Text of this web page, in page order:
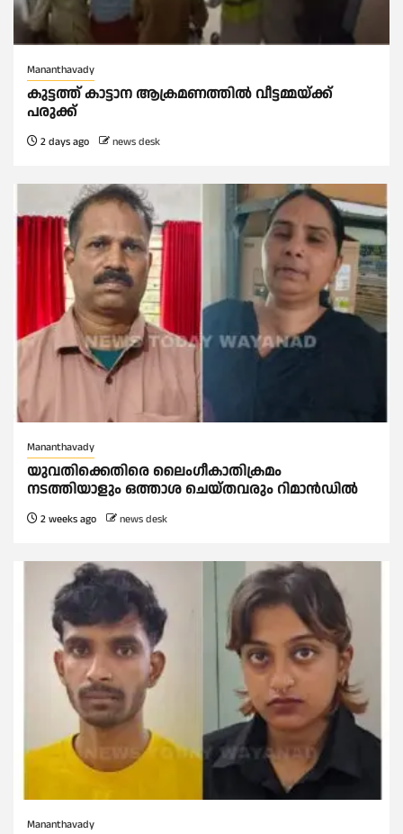
Mananthavady
കുട്ടത്ത് കാട്ടാന ആക്രമണത്തിൽ വീട്ടമ്മയ്ക്ക്
പരുക്ക്
2 days ago news desk
Mananthavady
യുവതിക്കെതിരെ ലൈംഗീകാതിക്രമം
നടത്തിയാളും ഒത്താശ ചെയ്തവരും റിമാൻഡിൽ
2 weeks ago news desk
Mananthavady